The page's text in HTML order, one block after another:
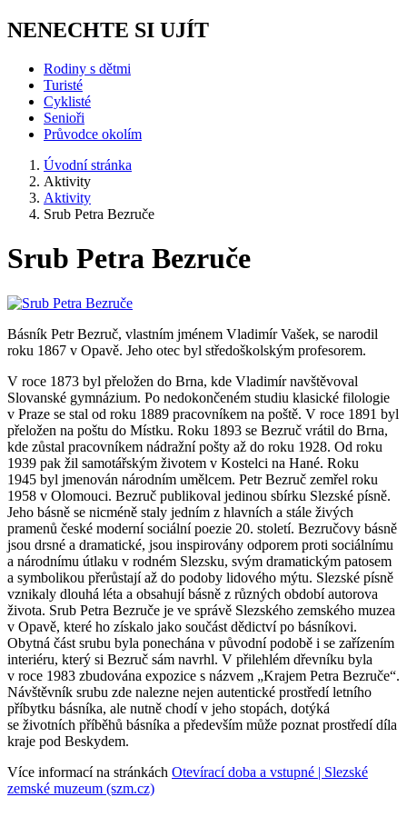
NENECHTE SI UJÍT
Rodiny s dětmi
Turisté
Cyklisté
Senioři
Průvodce okolím
Úvodní stránka
Aktivity
Aktivity
Srub Petra Bezruče
Srub Petra Bezruče
Básník Petr Bezruč, vlastním jménem Vladimír Vašek, se narodil
roku 1867 v Opavě. Jeho otec byl středoškolským profesorem.
V roce 1873 byl přeložen do Brna, kde Vladimír navštěvoval
Slovanské gymnázium. Po nedokončeném studiu klasické filologie
v Praze se stal od roku 1889 pracovníkem na poště. V roce 1891 byl
přeložen na poštu do Místku. Roku 1893 se Bezruč vrátil do Brna,
kde zůstal pracovníkem nádražní pošty až do roku 1928. Od roku
1939 pak žil samotářským životem v Kostelci na Hané. Roku
1945 byl jmenován národním umělcem. Petr Bezruč zemřel roku
1958 v Olomouci. Bezruč publikoval jedinou sbírku Slezské písně.
Jeho básně se nicméně staly jedním z hlavních a stále živých
pramenů české moderní sociální poezie 20. století. Bezručovy básně
jsou drsné a dramatické, jsou inspirovány odporem proti sociálnímu
a národnímu útlaku v rodném Slezsku, svým dramatickým patosem
a symbolikou přerůstají až do podoby lidového mýtu. Slezské písně
vznikaly dlouhá léta a obsahují básně z různých období autorova
života. Srub Petra Bezruče je ve správě Slezského zemského muzea
v Opavě, které ho získalo jako součást dědictví po básníkovi.
Obytná část srubu byla ponechána v původní podobě i se zařízením
interiéru, který si Bezruč sám navrhl. V přilehlém dřevníku byla
v roce 1983 zbudována expozice s názvem „Krajem Petra Bezruče“.
Návštěvník srubu zde nalezne nejen autentické prostředí letního
příbytku básníka, ale nutně chodí v jeho stopách, dotýká
se životních příběhů básníka a především může poznat prostředí díla
kraje pod Beskydem.
Více informací na stránkách Otevírací doba a vstupné | Slezské
zemské muzeum (szm.cz)